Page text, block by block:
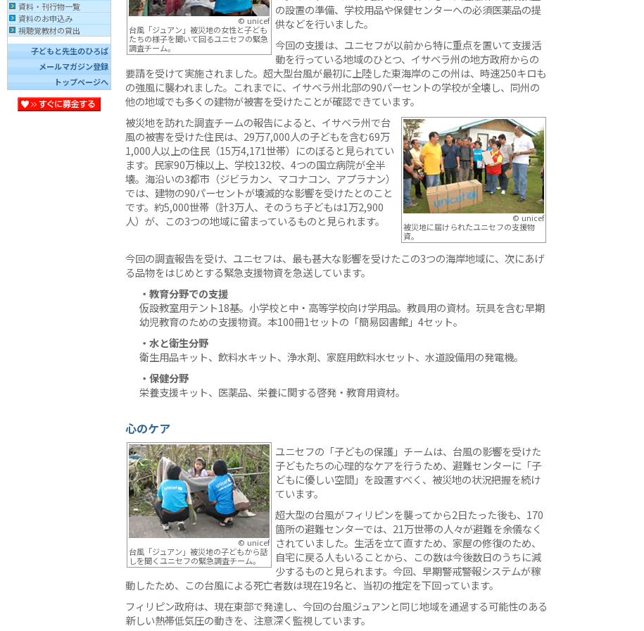
資料・刊行物一覧
資料のお申込み
視聴覚教材の貸出
子どもと先生のひろば
メールマガジン登録
トップページへ
© unicef
台風「ジュアン」被災地の女性と子ども
たちの様子を聞いて回るユニセフの緊急
調査チーム。
の設置の準備、学校用品や保健センターへの必須医薬品の提
供などを行いました。
今回の支援は、ユニセフが以前から特に重点を置いて支援活
動を行っている地域のひとつ、イサベラ州の地方政府からの
要請を受けて実施されました。超大型台風が最初に上陸した東海岸のこの州は、時速250キロも
の強風に襲われました。これまでに、イサベラ州北部の90パーセントの学校が全壊し、同州の
他の地域でも多くの建物が被害を受けたことが確認できています。
© unicef
被災地に届けられたユニセフの支援物
資。
被災地を訪れた調査チームの報告によると、イサベラ州で台
風の被害を受けた住民は、29万7,000人の子どもを含む69万
1,000人以上の住民（15万4,171世帯）にのぼると見られてい
ます。民家90万棟以上、学校132校、4つの国立病院が全半
壊。海沿いの3都市（ジビラカン、マコナコン、アプラナン）
では、建物の90パーセントが壊滅的な影響を受けたとのこと
です。約5,000世帯（計3万人、そのうち子どもは1万2,900
人）が、この3つの地域に留まっているものと見られます。
今回の調査報告を受け、ユニセフは、最も甚大な影響を受けたこの3つの海岸地域に、次にあげ
る品物をはじめとする緊急支援物資を急送しています。
・教育分野での支援
仮設教室用テント18基。小学校と中・高等学校向け学用品。教員用の資材。玩具を含む早期
幼児教育のための支援物資。本100冊1セットの「簡易図書館」4セット。
・水と衛生分野
衛生用品キット、飲料水キット、浄水剤、家庭用飲料水セット、水道設備用の発電機。
・保健分野
栄養支援キット、医薬品、栄養に関する啓発・教育用資材。
心のケア
© unicef
台風「ジュアン」被災地の子どもから話
しを聞くユニセフの緊急調査チーム。
ユニセフの「子どもの保護」チームは、台風の影響を受けた
子どもたちの心理的なケアを行うため、避難センターに「子
どもに優しい空間」を設置すべく、被災地の状況把握を続け
ています。
超大型の台風がフィリピンを襲ってから2日たった後も、170
箇所の避難センターでは、21万世帯の人々が避難を余儀なく
されていました。生活を立て直すため、家屋の修復のため、
自宅に戻る人もいることから、この数は今後数日のうちに減
少するものと見られます。今回、早期警戒警報システムが稼
動したため、この台風による死亡者数は現在19名と、当初の推定を下回っています。
フィリピン政府は、現在東部で発達し、今回の台風ジュアンと同じ地域を通過する可能性のある
新しい熱帯低気圧の動きを、注意深く監視しています。